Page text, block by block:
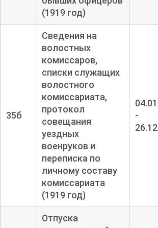
(1919 год)
35б
Сведения на
волостных
комиссаров,
списки служащих
волостного
комиссариата,
протокол
совещания
уездных
военруков и
переписка по
личному составу
комиссариата
(1919 год)
-
Отпуска